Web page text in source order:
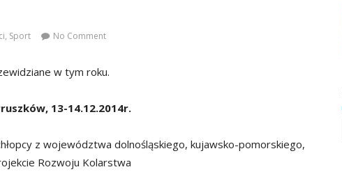
, Sport No Comment
w tym roku.
13-14.12.2014r.
z województwa dolnośląskiego, kujawsko-pomorskiego,
Rozwoju Kolarstwa